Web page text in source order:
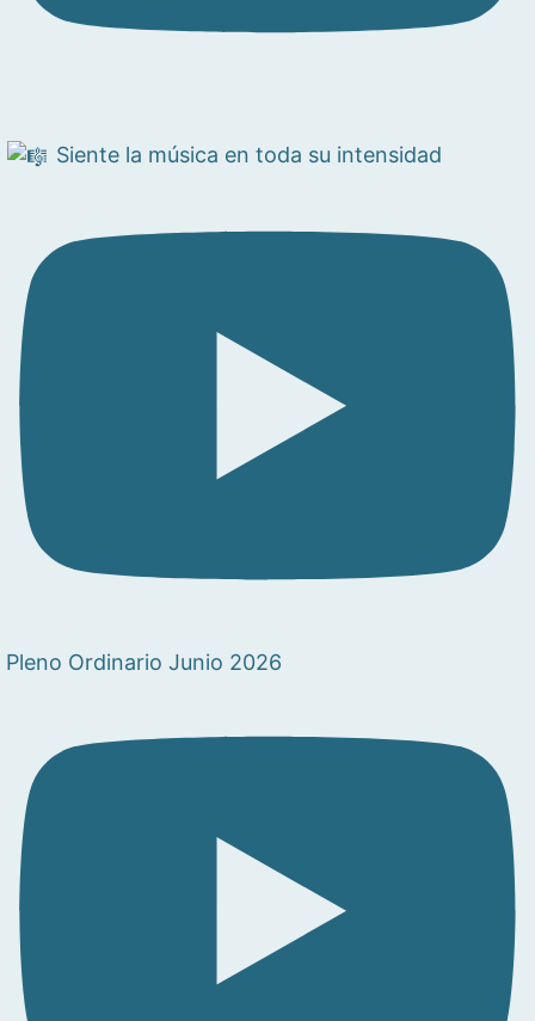
Siente la música en toda su intensidad
Pleno Ordinario Junio 2026